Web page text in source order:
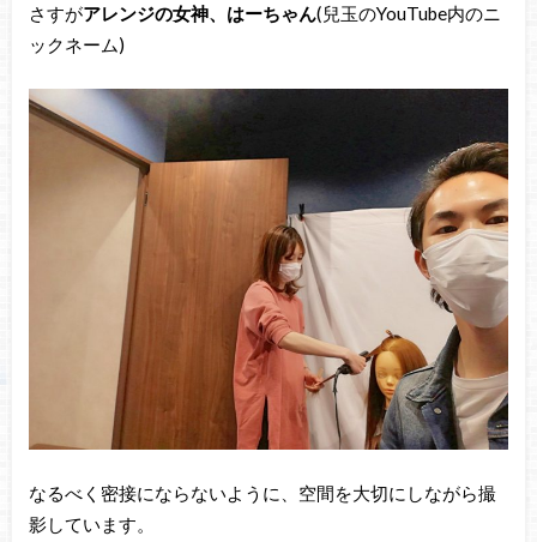
さすがアレンジの女神、はーちゃん(兒玉のYouTube内のニ
ックネーム)
なるべく密接にならないように、空間を大切にしながら撮
影しています。